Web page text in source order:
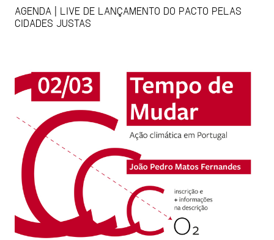
AGENDA | LIVE DE LANÇAMENTO DO PACTO PELAS
CIDADES JUSTAS